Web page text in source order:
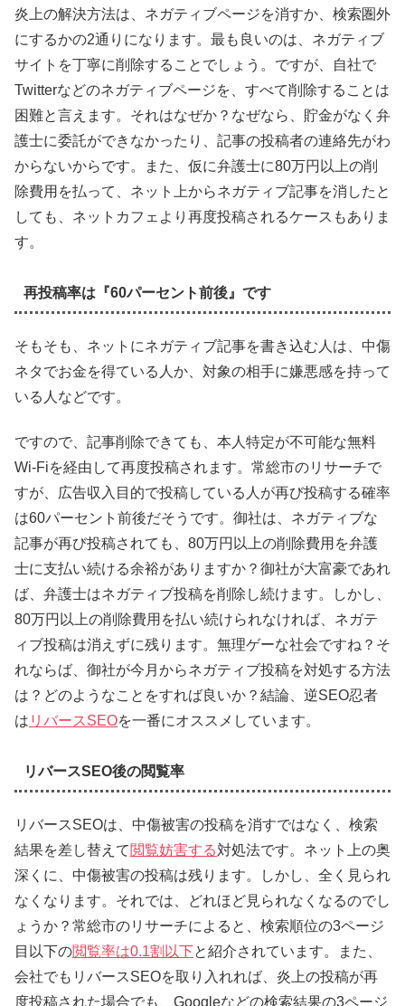
炎上の解決方法は、ネガティブページを消すか、検索圏外
にするかの2通りになります。最も良いのは、ネガティブ
サイトを丁寧に削除することでしょう。ですが、自社で
Twitterなどのネガティブページを、すべて削除することは
困難と言えます。それはなぜか？なぜなら、貯金がなく弁
護士に委託ができなかったり、記事の投稿者の連絡先がわ
からないからです。また、仮に弁護士に80万円以上の削
除費用を払って、ネット上からネガティブ記事を消したと
しても、ネットカフェより再度投稿されるケースもありま
す。
再投稿率は『60パーセント前後』です
そもそも、ネットにネガティブ記事を書き込む人は、中傷
ネタでお金を得ている人か、対象の相手に嫌悪感を持って
いる人などです。
ですので、記事削除できても、本人特定が不可能な無料
Wi-Fiを経由して再度投稿されます。常総市のリサーチで
すが、広告収入目的で投稿している人が再び投稿する確率
は60パーセント前後だそうです。御社は、ネガティブな
記事が再び投稿されても、80万円以上の削除費用を弁護
士に支払い続ける余裕がありますか？御社が大富豪であれ
ば、弁護士はネガティブ投稿を削除し続けます。しかし、
80万円以上の削除費用を払い続けられなければ、ネガテ
ィブ投稿は消えずに残ります。無理ゲーな社会ですね？そ
れならば、御社が今月からネガティブ投稿を対処する方法
は？どのようなことをすれば良いか？結論、逆SEO忍者
は リバースSEOを一番にオススメしています。
リバースSEO後の閲覧率
リバースSEOは、中傷被害の投稿を消すではなく、検索
結果を差し替えて閲覧妨害する対処法です。ネット上の奥
深くに、中傷被害の投稿は残ります。しかし、全く見られ
なくなります。それでは、どれほど見られなくなるのでし
ょうか？常総市のリサーチによると、検索順位の3ページ
目以下の閲覧率は0.1割以下と紹介されています。また、
会社でもリバースSEOを取り入れれば、炎上の投稿が再
度投稿された場合でも、Googleなどの検索結果の3ページ